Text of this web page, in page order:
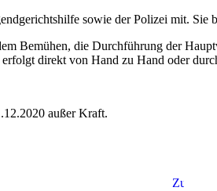
sowie der Polizei mit. Sie
Bemühen, die Durchführung der
direkt von Hand zu Hand oder
außer Kraft.